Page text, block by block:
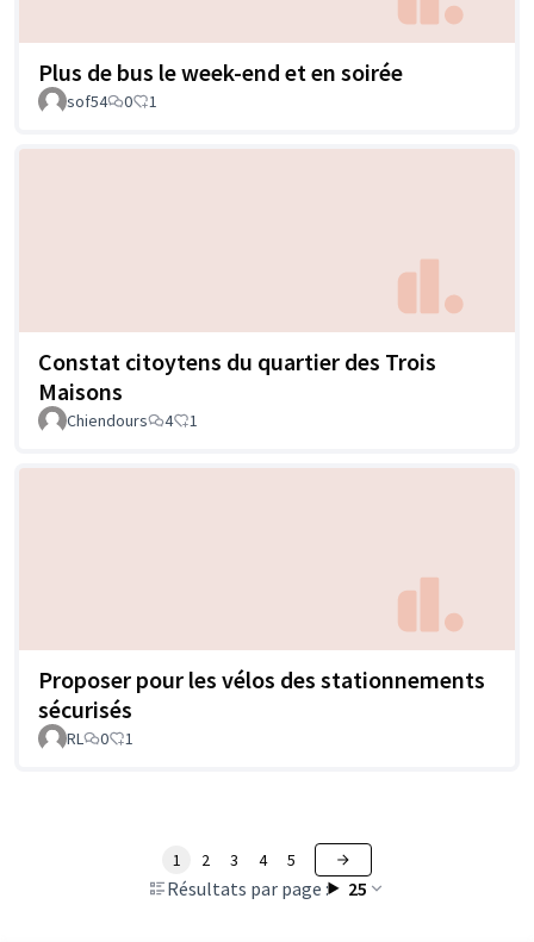
Plus de bus le week-end et en soirée
sof54 0 1
Constat citoytens du quartier des Trois
Maisons
Chiendours 4 1
Proposer pour les vélos des stationnements
sécurisés
RL 0 1
Résultats par page : 25
1 2 3 4 5